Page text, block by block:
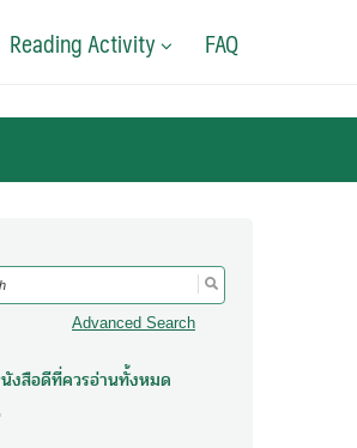
Reading Activity FAQ
Advanced Search
งสือดีที่ควรอ่านทั้งหมด